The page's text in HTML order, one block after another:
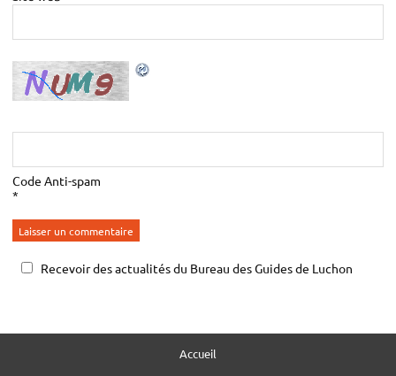
Code Anti-spam
*
Recevoir des actualités du Bureau des Guides de Luchon
Accueil